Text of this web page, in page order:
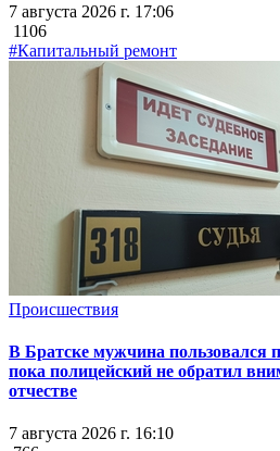
7 августа 2026 г. 17:06
1106
#Капитальный ремонт
Происшествия
В Братске мужчина пользовался
пока полицейский не обратил
отчестве
7 августа 2026 г. 16:10